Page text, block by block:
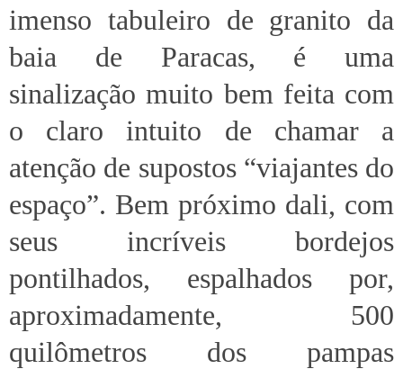
imenso tabuleiro de granito da
baia de Paracas, é uma
sinalização muito bem feita com
o claro intuito de chamar a
atenção de supostos “viajantes do
espaço”. Bem próximo dali, com
seus incríveis bordejos
pontilhados, espalhados por,
aproximadamente, 500
quilômetros dos pampas